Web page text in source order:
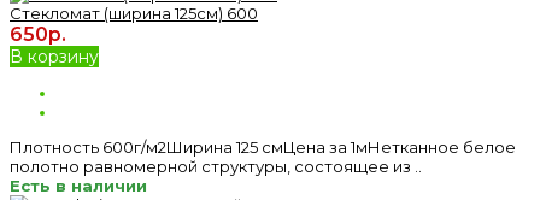
Стекломат (ширина 125см) 600
650р.
В корзину
Плотность 600г/м2Ширина 125 смЦена за 1мНетканное белое
полотно равномерной структуры, состоящее из ..
Есть в наличии